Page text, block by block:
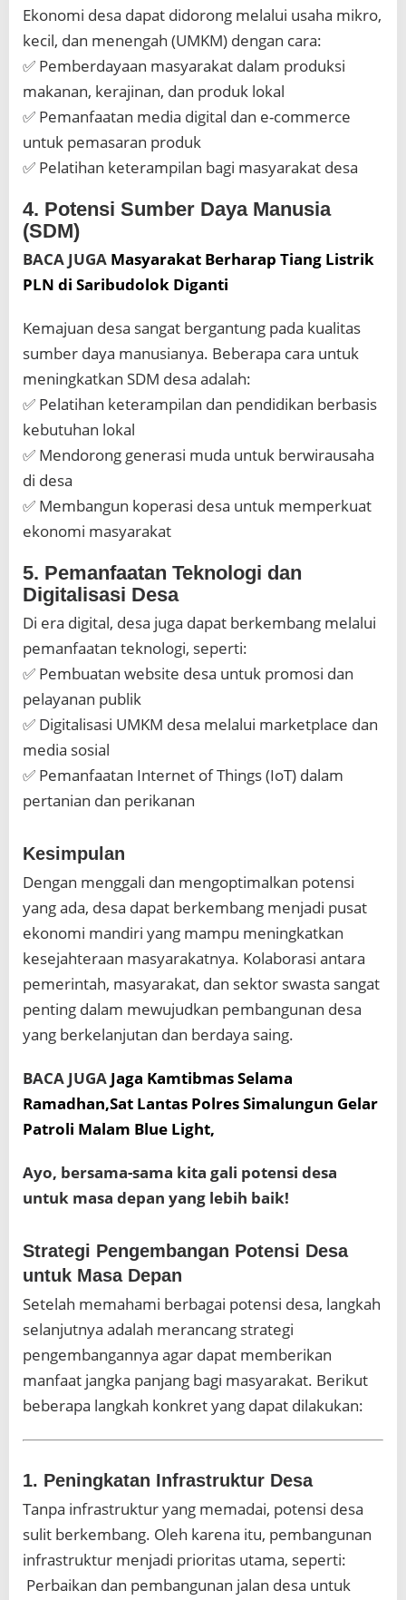
Ekonomi desa dapat didorong melalui usaha mikro,
kecil, dan menengah (UMKM) dengan cara:
✅ Pemberdayaan masyarakat dalam produksi
makanan, kerajinan, dan produk lokal
✅ Pemanfaatan media digital dan e-commerce
untuk pemasaran produk
✅ Pelatihan keterampilan bagi masyarakat desa
4. Potensi Sumber Daya Manusia
(SDM)
BACA JUGA Masyarakat Berharap Tiang Listrik
PLN di Saribudolok Diganti
Kemajuan desa sangat bergantung pada kualitas
sumber daya manusianya. Beberapa cara untuk
meningkatkan SDM desa adalah:
✅ Pelatihan keterampilan dan pendidikan berbasis
kebutuhan lokal
✅ Mendorong generasi muda untuk berwirausaha
di desa
✅ Membangun koperasi desa untuk memperkuat
ekonomi masyarakat
5. Pemanfaatan Teknologi dan
Digitalisasi Desa
Di era digital, desa juga dapat berkembang melalui
pemanfaatan teknologi, seperti:
✅ Pembuatan website desa untuk promosi dan
pelayanan publik
✅ Digitalisasi UMKM desa melalui marketplace dan
media sosial
✅ Pemanfaatan Internet of Things (IoT) dalam
pertanian dan perikanan
Kesimpulan
Dengan menggali dan mengoptimalkan potensi
yang ada, desa dapat berkembang menjadi pusat
ekonomi mandiri yang mampu meningkatkan
kesejahteraan masyarakatnya. Kolaborasi antara
pemerintah, masyarakat, dan sektor swasta sangat
penting dalam mewujudkan pembangunan desa
yang berkelanjutan dan berdaya saing.
BACA JUGA Jaga Kamtibmas Selama
Ramadhan,Sat Lantas Polres Simalungun Gelar
Patroli Malam Blue Light,
Ayo, bersama-sama kita gali potensi desa
untuk masa depan yang lebih baik!
Strategi Pengembangan Potensi Desa
untuk Masa Depan
Setelah memahami berbagai potensi desa, langkah
selanjutnya adalah merancang strategi
pengembangannya agar dapat memberikan
manfaat jangka panjang bagi masyarakat. Berikut
beberapa langkah konkret yang dapat dilakukan:
1. Peningkatan Infrastruktur Desa
Tanpa infrastruktur yang memadai, potensi desa
sulit berkembang. Oleh karena itu, pembangunan
infrastruktur menjadi prioritas utama, seperti:
️ Perbaikan dan pembangunan jalan desa untuk